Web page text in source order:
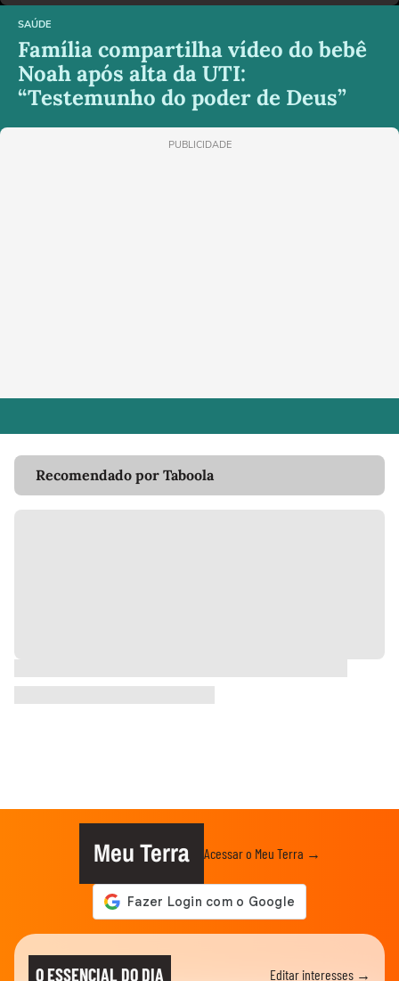
SAÚDE
Família compartilha vídeo do bebê
Noah após alta da UTI:
“Testemunho do poder de Deus”
PUBLICIDADE
Recomendado por Taboola
Meu Terra Acessar o Meu Terra →
O ESSENCIAL DO DIA Editar interesses →